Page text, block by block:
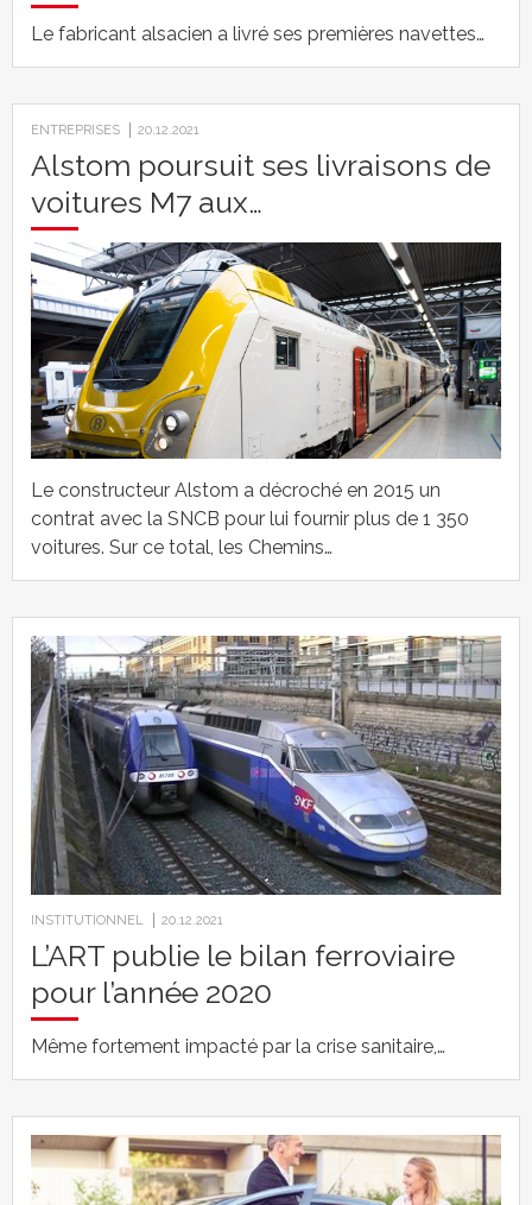
Le fabricant alsacien a livré ses premières navettes…
ENTREPRISES 20.12.2021
Alstom poursuit ses livraisons de
voitures M7 aux…
Le constructeur Alstom a décroché en 2015 un
contrat avec la SNCB pour lui fournir plus de 1 350
voitures. Sur ce total, les Chemins…
INSTITUTIONNEL 20.12.2021
L’ART publie le bilan ferroviaire
pour l’année 2020
Même fortement impacté par la crise sanitaire,…